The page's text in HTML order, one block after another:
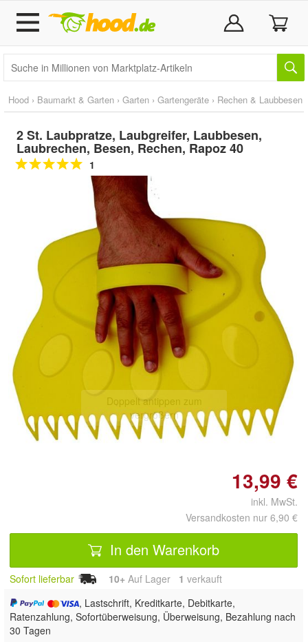
Hood › Baumarkt & Garten › Garten › Gartengeräte › Rechen & Laubbesen
2 St. Laubpratze, Laubgreifer, Laubbesen,
Laubrechen, Besen, Rechen, Rapoz 40
1
Doppelt antippen zum
vergrößern
13,99 €
inkl. MwSt.
Versandkosten nur 6,90 €
In den Warenkorb
Sofort lieferbar 10+ Auf Lager 1 verkauft
, Lastschrift, Kreditkarte, Debitkarte,
Ratenzahlung, Sofortüberweisung, Überweisung, Bezahlung nach
30 Tagen